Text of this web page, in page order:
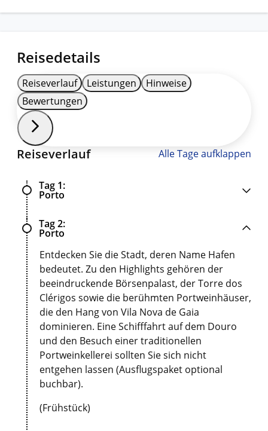
Reisedetails
Reiseverlauf Leistungen
Hinweise
Bewertungen
Reiseverlauf Alle Tage aufklappen
Tag 1
Porto
Tag 2
Porto
Entdecken Sie die Stadt, deren Name Hafen
bedeutet. Zu den Highlights gehören der
beeindruckende Börsenpalast, der Torre dos
Clérigos sowie die berühmten Portweinhäuser,
die den Hang von Vila Nova de Gaia
dominieren. Eine Schifffahrt auf dem Douro
und den Besuch einer traditionellen
Portweinkellerei sollten Sie sich nicht
entgehen lassen (Ausflugspaket optional
buchbar).
(Frühstück)